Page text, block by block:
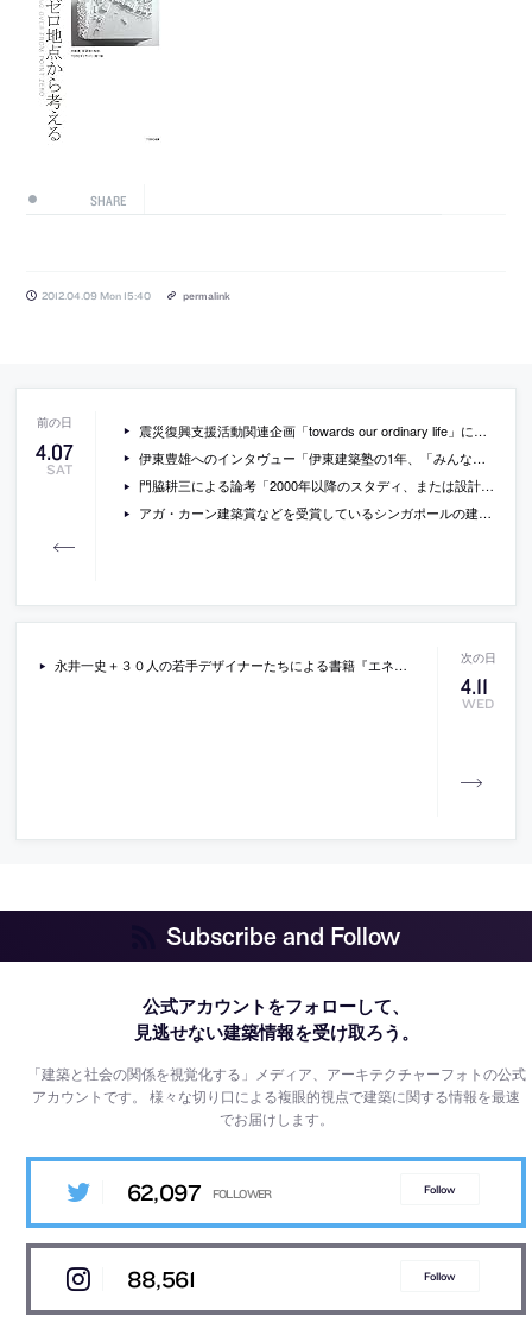
SHARE
2012.04.09 Mon 15:40 permalink
4.07
SAT
震災復興支援活動関連企画「towards our ordinary life」についての伊藤達信によるテキスト「近くて遠い場所を想い続けること」
伊東豊雄へのインタヴュー「伊東建築塾の1年、「みんな」で考えるこれからの建築」 聞き手：平塚桂
門脇耕三による論考「2000年以降のスタディ、または設計における他者性の発露の行方」
アガ・カーン建築賞などを受賞しているシンガポールの建築家ユニット「WOHA」のレクチャーが京都工芸繊維大学で開催[2012/4/16]
4.11
WED
永井一史＋３０人の若手デザイナーたちによる書籍『エネルギー問題に効くデザイン: ワークショップから生まれた、日本を元気にするアイデア』
Subscribe and Follow
公式アカウントをフォローして、
見逃せない建築情報を受け取ろう。
「建築と社会の関係を視覚化する」メディア、アーキテクチャーフォトの公式
アカウントです。様々な切り口による複眼的視点で建築に関する情報を最速
でお届けします。
62,097 Follow
88,561 Follow